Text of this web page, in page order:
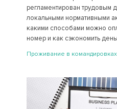
регламентирован трудовым
локальными нормативными
какими способами можно
номер и как сэкономить
Проживание в командировках